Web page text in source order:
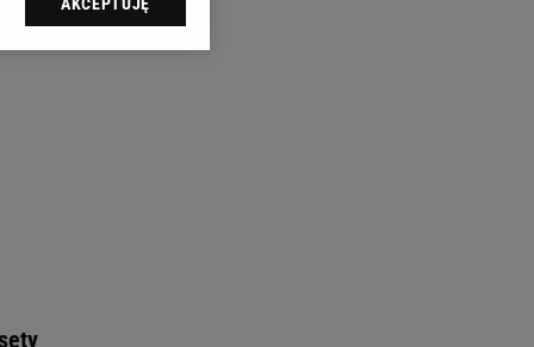
sp. z o.o., jej
swoje preferencje
celów identyfikacji.